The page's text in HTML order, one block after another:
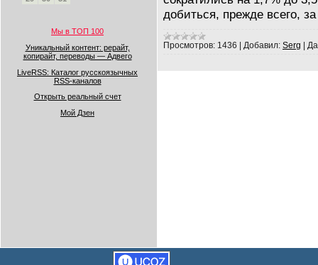
Мы в ТОП 100
Уникальный контент: рерайт,
копирайт, переводы — Адвего
LiveRSS: Каталог русскоязычных
RSS-каналов
Открыть реальный счет
Мой Дзен
добиться, прежде всего,
Просмотров: 1436 Добавил: Serg